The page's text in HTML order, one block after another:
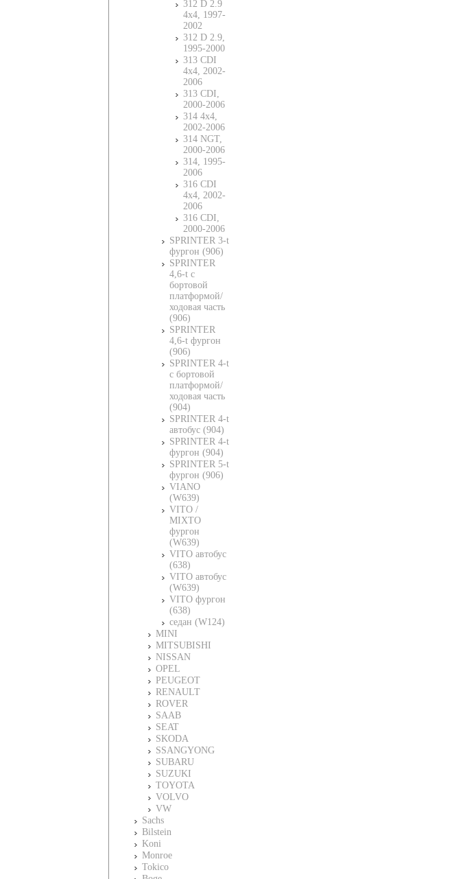
312 D 2.9
4x4, 1997-
2002
312 D 2.9,
1995-2000
313 CDI
4x4, 2002-
2006
313 CDI,
2000-2006
314 4x4,
2002-2006
314 NGT,
2000-2006
314, 1995-
2006
316 CDI
4x4, 2002-
2006
316 CDI,
2000-2006
SPRINTER 3-t
фургон (906)
SPRINTER
4,6-t c
бортовой
платформой/
ходовая часть
(906)
SPRINTER
4,6-t фургон
(906)
SPRINTER 4-t
c бортовой
платформой/
ходовая часть
(904)
SPRINTER 4-t
автобус (904)
SPRINTER 4-t
фургон (904)
SPRINTER 5-t
фургон (906)
VIANO
(W639)
VITO /
MIXTO
фургон
(W639)
VITO автобус
(638)
VITO автобус
(W639)
VITO фургон
(638)
седан (W124)
MINI
MITSUBISHI
NISSAN
OPEL
PEUGEOT
RENAULT
ROVER
SAAB
SEAT
SKODA
SSANGYONG
SUBARU
SUZUKI
TOYOTA
VOLVO
VW
Sachs
Bilstein
Koni
Monroe
Tokico